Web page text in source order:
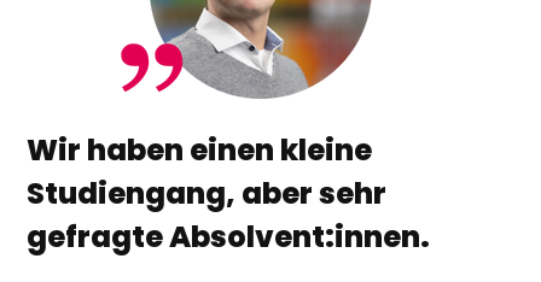
Wir haben einen kleine
Studiengang, aber sehr
gefragte Absolvent:innen.